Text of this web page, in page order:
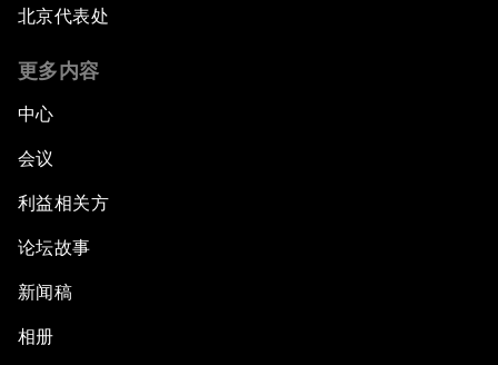
北京代表处
更多内容
中心
会议
利益相关方
论坛故事
新闻稿
相册